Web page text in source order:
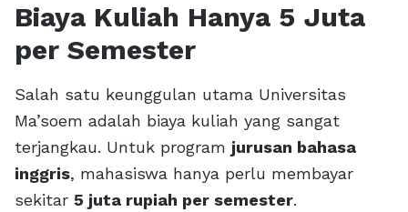
Biaya Kuliah Hanya 5 Juta
per Semester
Salah satu keunggulan utama Universitas
Ma’soem adalah biaya kuliah yang sangat
terjangkau. Untuk program jurusan bahasa
inggris, mahasiswa hanya perlu membayar
sekitar 5 juta rupiah per semester.